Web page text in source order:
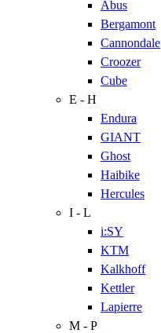
Abus
Bergamont
Cannondale
Croozer
Cube
E - H
Endura
GIANT
Ghost
Haibike
Hercules
I - L
i:SY
KTM
Kalkhoff
Kettler
Lapierre
M - P